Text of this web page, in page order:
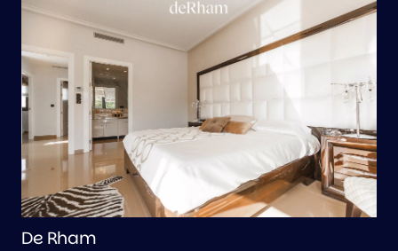
de Rham